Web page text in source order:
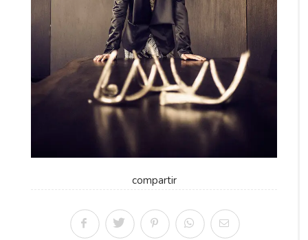
compartir